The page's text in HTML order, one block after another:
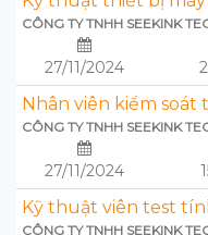
CÔNG TY TNHH SEEKINK
27/11/2024
Nhân viên kiểm soát
CÔNG TY TNHH SEEKINK
27/11/2024
Kỹ thuật viên test
CÔNG TY TNHH SEEKINK